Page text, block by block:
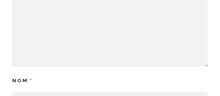
NOM *